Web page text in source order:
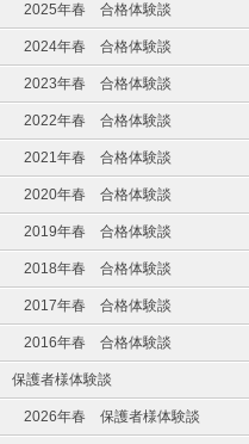
2025年春 合格体験談
2024年春 合格体験談
2023年春 合格体験談
2022年春 合格体験談
2021年春 合格体験談
2020年春 合格体験談
2019年春 合格体験談
2018年春 合格体験談
2017年春 合格体験談
2016年春 合格体験談
保護者様体験談
2026年春 保護者様体験談